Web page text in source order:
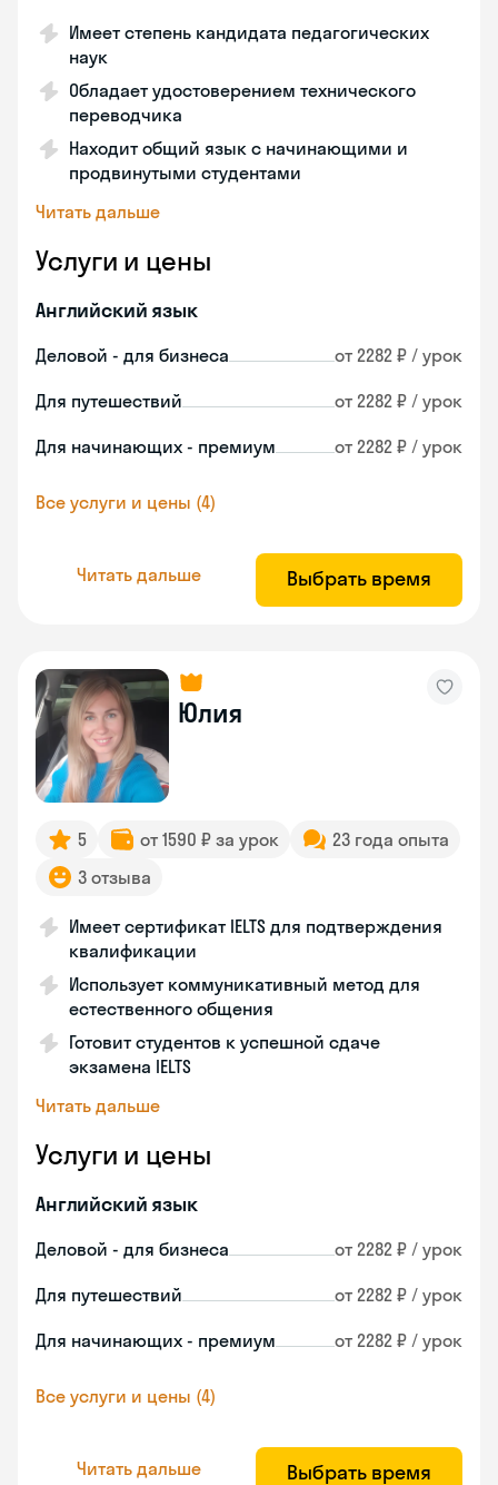
Имеет степень кандидата педагогических
наук
Обладает удостоверением технического
переводчика
Находит общий язык с начинающими и
продвинутыми студентами
Читать дальше
Услуги и цены
Английский язык
Деловой - для бизнеса от 2282 ₽ / урок
Для путешествий от 2282 ₽ / урок
Для начинающих - премиум от 2282 ₽ / урок
Все услуги и цены (4)
Читать дальше Выбрать время
Юлия
5 от 1590 ₽ за урок
23 года опыта
3 отзыва
Имеет сертификат IELTS для подтверждения
квалификации
Использует коммуникативный метод для
естественного общения
Готовит студентов к успешной сдаче
экзамена IELTS
Читать дальше
Услуги и цены
Английский язык
Деловой - для бизнеса от 2282 ₽ / урок
Для путешествий от 2282 ₽ / урок
Для начинающих - премиум от 2282 ₽ / урок
Все услуги и цены (4)
Читать дальше Выбрать время